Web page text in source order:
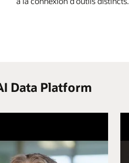
Data Platform